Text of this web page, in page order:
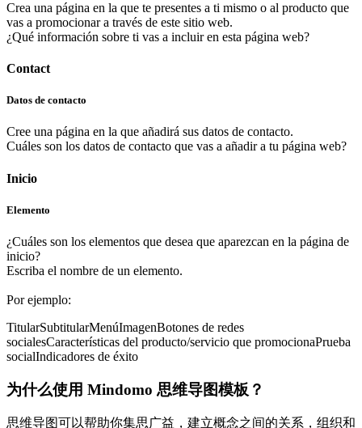
Crea una página en la que te presentes a ti mismo o al producto que
vas a promocionar a través de este sitio web.
¿Qué información sobre ti vas a incluir en esta página web?
Contact
Datos de contacto
Cree una página en la que añadirá sus datos de contacto.
Cuáles son los datos de contacto que vas a añadir a tu página web?
Inicio
Elemento
¿Cuáles son los elementos que desea que aparezcan en la página de
inicio?
Escriba el nombre de un elemento.
Por ejemplo:
TitularSubtitularMenúImagenBotones de redes
socialesCaracterísticas del producto/servicio que promocionaPrueba
socialIndicadores de éxito
为什么使用 Mindomo 思维导图模板？
思维导图可以帮助你集思广益，建立概念之间的关系，组织和